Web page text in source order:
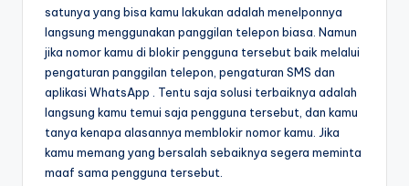
satunya yang bisa kamu lakukan adalah menelponnya
langsung menggunakan panggilan telepon biasa. Namun
jika nomor kamu di blokir pengguna tersebut baik melalui
pengaturan panggilan telepon, pengaturan SMS dan
aplikasi WhatsApp . Tentu saja solusi terbaiknya adalah
langsung kamu temui saja pengguna tersebut, dan kamu
tanya kenapa alasannya memblokir nomor kamu. Jika
kamu memang yang bersalah sebaiknya segera meminta
maaf sama pengguna tersebut.